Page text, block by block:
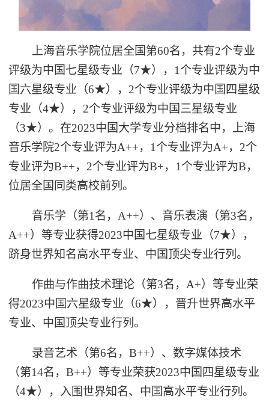
上海音乐学院位居全国第60名，共有2个专业
评级为中国七星级专业（7★），1个专业评级为中
国六星级专业（6★），2个专业评级为中国四星级
专业（4★），2个专业评级为中国三星级专业
（3★）。在2023中国大学专业分档排名中，上海
音乐学院2个专业评为A++，1个专业评为A+，2个
专业评为B++，2个专业评为B+，1个专业评为B，
位居全国同类高校前列。
音乐学（第1名，A++）、音乐表演（第3名，
A++）等专业获得2023中国七星级专业（7★），
跻身世界知名高水平专业、中国顶尖专业行列。
作曲与作曲技术理论（第3名，A+）等专业荣
得2023中国六星级专业（6★），晋升世界高水平
专业、中国顶尖专业行列。
录音艺术（第6名，B++）、数字媒体技术
（第14名，B++）等专业荣获2023中国四星级专业
（4★），入围世界知名、中国高水平专业行列。